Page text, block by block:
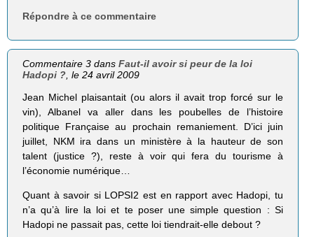
Répondre à ce commentaire
Commentaire 3 dansFaut-il avoir si peur de la loi
Hadopi ? , le 24 avril 2009
Jean Michel plaisantait (ou alors il avait trop forcé sur le
vin), Albanel va aller dans les poubelles de l’histoire
politique Française au prochain remaniement. D’ici juin
juillet, NKM ira dans un ministère à la hauteur de son
talent (justice ?), reste à voir qui fera du tourisme à
l’économie numérique…
Quant à savoir si LOPSI2 est en rapport avec Hadopi, tu
n’a qu’à lire la loi et te poser une simple question : Si
Hadopi ne passait pas, cette loi tiendrait-elle debout ?